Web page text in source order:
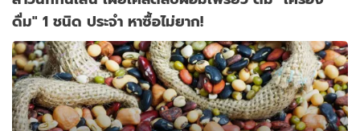
ดื่ม" 1 ชนิด ประจำ หาซื้อไม่ยาก!